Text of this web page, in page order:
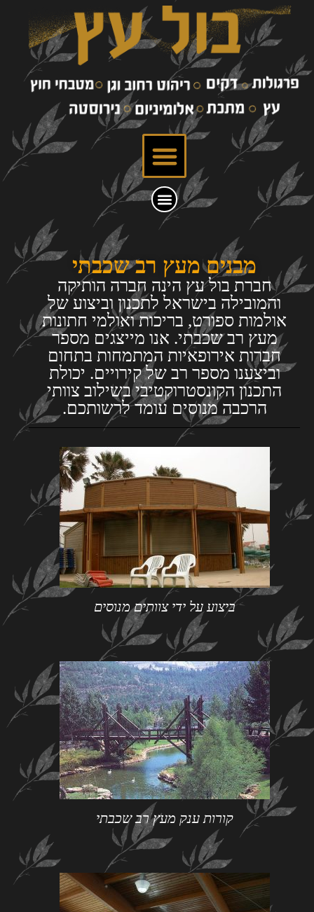
מבנים מעץ רב שכבתי
חברת בול עץ הינה חברה הותיקה
והמובילה בישראל לתכנון וביצוע של
אולמות ספורט, בריכות ואולמי חתונות
מעץ רב שכבתי. אנו מייצגים מספר
חברות אירופאיות המתמחות בתחום
וביצענו מספר רב של קירויים. יכולת
התכנון הקונסטרוקטיבי בשילוב צוותי
הרכבה מנוסים עומד לרשותכם.
ביצוע על ידי צוותים מנוסים
קורות ענק מעץ רב שכבתי